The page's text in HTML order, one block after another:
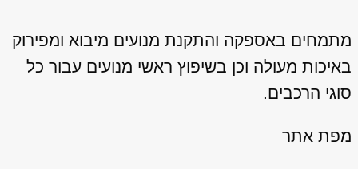
מתמחים באספקה והתקנת מנועים מיבוא ומפירוק
באיכות מעולה וכן בשיפוץ ראשי מנועים עבור כל
סוגי הרכבים.
מפת אתר